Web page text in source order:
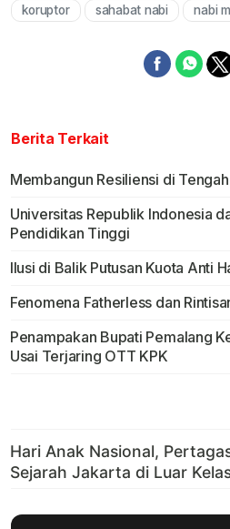
koruptor sahabat nabi nabi
Berita Terkait
Membangun Resiliensi di
Universitas Republik Indonesia
Pendidikan Tinggi
Ilusi di Balik Putusan Kuota Anti
Fenomena Fatherless dan
Penampakan Bupati Pemalang
Usai Terjaring OTT KPK